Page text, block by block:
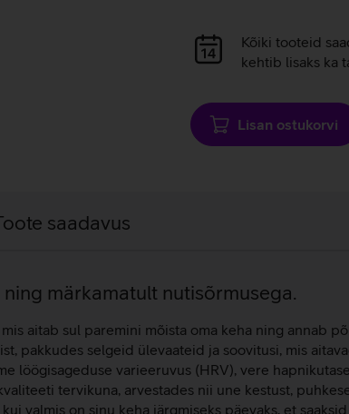
Andmete
laadimine
Kõiki tooteid
kehtib lisaks ka
Lisan ostukorvi
saadavus
märkamatult nutisõrmusega.
aitab sul paremini mõista oma keha ning annab
pakkudes selgeid ülevaateid ja soovitusi, mis
löögisageduse varieeruvus (HRV), vere
tervikuna, arvestades nii une kestust,
valmis on sinu keha järgmiseks päevaks, et